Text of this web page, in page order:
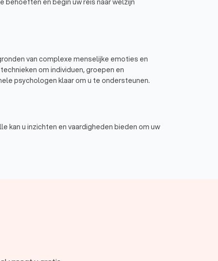
van complexe menselijke emoties en
om individuen, groepen en
psychologen klaar om u te ondersteunen.
kan u inzichten en vaardigheden bieden om uw
bijvoorbeeld, richten zich op het
op het functioneren van mensen in